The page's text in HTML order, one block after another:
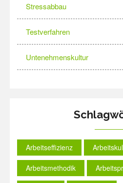
Stressabbau
Testverfahren
Untenehmenskultur
Arbeitseffizienz
Arbeitsmethodik